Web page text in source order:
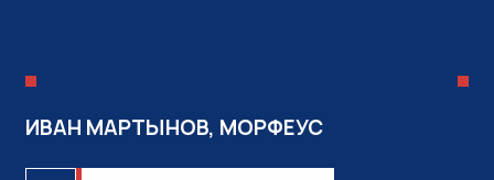
ИВАН МАРТЫНОВ, МОРФЕУС